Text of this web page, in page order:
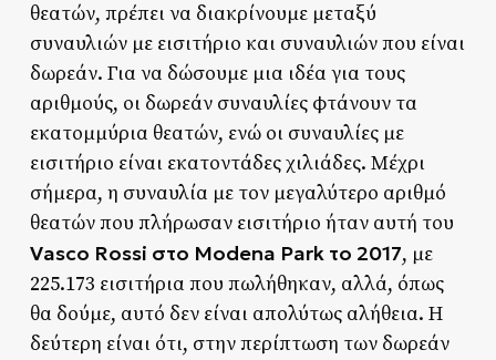
θεατών, πρέπει να διακρίνουμε μεταξύ
συναυλιών με εισιτήριο και συναυλιών που είναι
δωρεάν. Για να δώσουμε μια ιδέα για τους
αριθμούς, οι δωρεάν συναυλίες φτάνουν τα
εκατομμύρια θεατών, ενώ οι συναυλίες με
εισιτήριο είναι εκατοντάδες χιλιάδες. Μέχρι
σήμερα, η συναυλία με τον μεγαλύτερο αριθμό
θεατών που πλήρωσαν εισιτήριο ήταν αυτή του
Vasco Rossi στο Modena Park το 2017, με
225.173 εισιτήρια που πωλήθηκαν, αλλά, όπως
θα δούμε, αυτό δεν είναι απολύτως αλήθεια. Η
δεύτερη είναι ότι, στην περίπτωση των δωρεάν